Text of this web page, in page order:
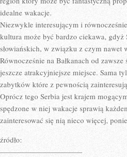
idealne wakacje.
Niezwykle interesującym i
kultura może być bardzo ciekawa,
słowiańskich, w związku z czym nawet
Równocześnie na Bałkanach od
jeszcze atrakcyjniejsze miejsce. Sama
zabytków które z pewnością
Oprócz tego Serbia jest krajem
spędzone w niej wakacje sprawią
zainteresować się nią nieco więcej,
źródło:
———————————